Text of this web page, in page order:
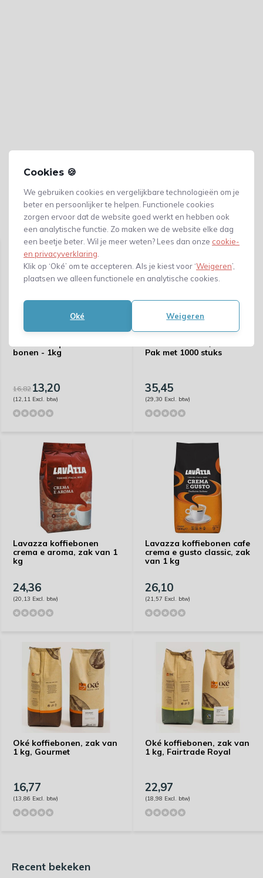
Cookies 🍪
We gebruiken cookies en vergelijkbare technologieën om je
beter en persoonlijker te helpen. Functionele cookies
zorgen ervoor dat de website goed werkt en hebben ook
een analytische functie. Zo maken we de website elke dag
een beetje beter. Wil je meer weten? Lees dan onze cookie-
en privacyverklaring
Klik op ‘Oké’ om te accepteren. Als je kiest voor ‘Weigeren’,
plaatsen we alleen functionele en analytische cookies.
Oké Weigeren
Gerelateerde producten
bonen - 1kg
16,8213,20
(12,11 Excl. btw)
Pak met 1000 stuks
35,45
(29,30 Excl. btw)
Lavazza koffiebonen
crema e aroma, zak van 1
kg
24,36
(20,13 Excl. btw)
Lavazza koffiebonen cafe
crema e gusto classic, zak
van 1 kg
26,10
(21,57 Excl. btw)
Oké koffiebonen, zak van
1 kg, Gourmet
16,77
(13,86 Excl. btw)
Oké koffiebonen, zak van
1 kg, Fairtrade Royal
22,97
(18,98 Excl. btw)
Recent bekeken